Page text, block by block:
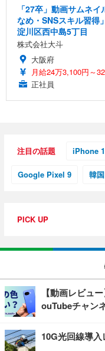
「27卒」動画サムネ
なめ・SNSスキル習得
淀川区西中島5丁目
株式会社大斗
大阪府
月給24万3,100円～
正社員
注目の話題 iPhone
Google Pixel 9 韓
PICK UP
【動画レビュ
ouTubeチャン
10G光回線導入